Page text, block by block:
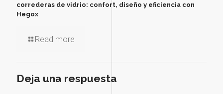
correderas de vidrio: confort, diseño y eficiencia con
Hegox
Read more
Deja una respuesta